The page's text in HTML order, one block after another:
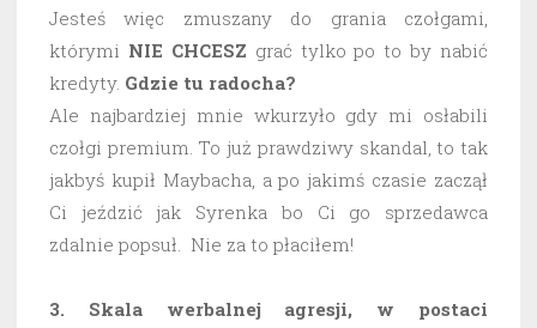
Jesteś więc zmuszany do grania czołgami,
którymi NIE CHCESZ grać tylko po to by nabić
kredyty. Gdzie tu radocha?
Ale najbardziej mnie wkurzyło gdy mi osłabili
czołgi premium. To już prawdziwy skandal, to tak
jakbyś kupił Maybacha, a po jakimś czasie zaczął
Ci jeździć jak Syrenka bo Ci go sprzedawca
zdalnie popsuł. Nie za to płaciłem!
3. Skala werbalnej agresji, w postaci